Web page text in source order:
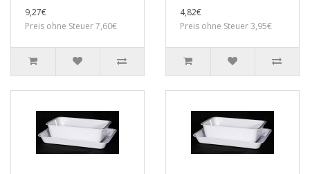
9,27€
Preis ohne Steuer 7,60€
4,82€
Preis ohne Steuer 3,95€